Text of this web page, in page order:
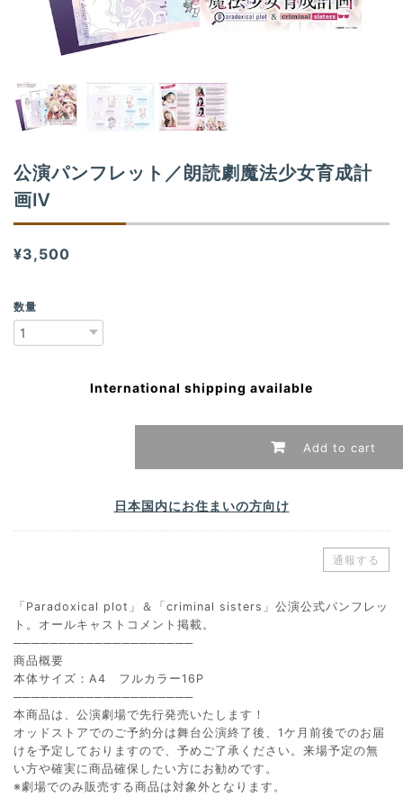
n
公演パンフレット／朗読劇魔法少女育成計
画Ⅳ
¥3,500
数量
International shipping available
Add to cart
日本国内にお住まいの方向け
通報する
「Paradoxical plot」＆「criminal sisters」公演公式パンフレッ
ト。オールキャストコメント掲載。
────────────────────
商品概要
本体サイズ：A4 フルカラー16P
────────────────────
本商品は、公演劇場で先行発売いたします！
オッドストアでのご予約分は舞台公演終了後、1ケ月前後でのお届
けを予定しておりますので、予めご了承ください。来場予定の無
い方や確実に商品確保したい方にお勧めです。
※劇場でのみ販売する商品は対象外となります。